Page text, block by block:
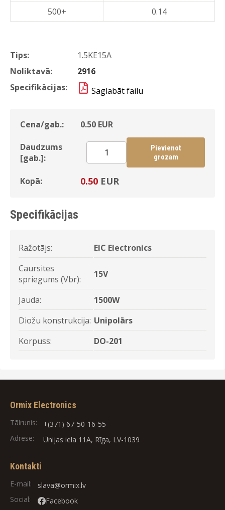
Tips:
1.5KE15A
Noliktavā:
2916
Specifikācijas:
Saglabāt failu
Cena/gab.: 0.50 EUR
Daudzums
[gab.]:
Pievienot
grozam
Kopā: 0.50 EUR
500+
0.14
Specifikācijas
Ražotājs:
EIC Electronics
Caursites
spriegums (Vbr):
15V
Jauda:
1500W
Diožu konstrukcija: Unipolārs
Korpuss:
DO-201
Ormix Electronics
Tālrunis:
+(371) 67-50-16-55
Adrese:
Ūnijas iela 11A, Rīga, LV-1039
Kontakti
E-mail:
slava@ormix.lv
Social:
Facebook